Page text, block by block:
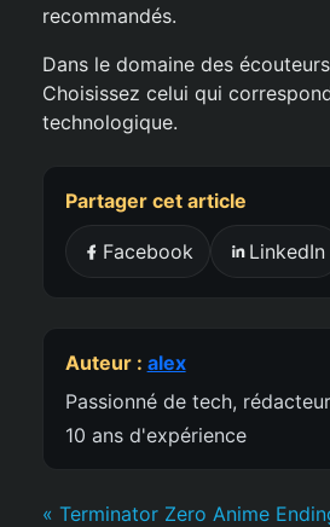
recommandés.
Dans le domaine des
Choisissez celui qui
technologique.
Partager cet article
Facebook LinkedIn
Auteur : alex
Passionné de tech,
10 ans d'expérience
« Terminator Zero Anime